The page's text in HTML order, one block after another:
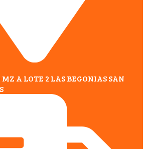
A LOTE 2 LAS BEGONIAS SAN